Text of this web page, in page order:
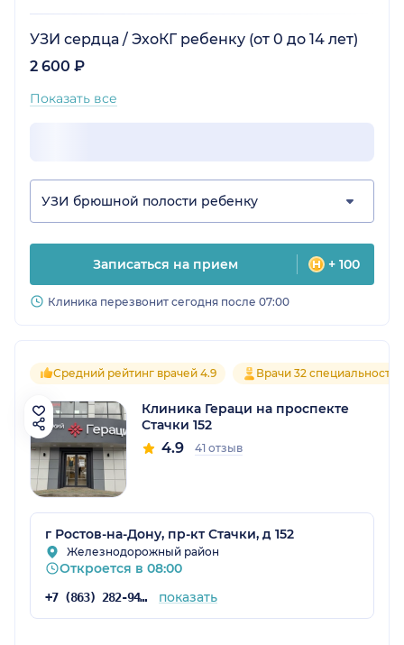
УЗИ сердца / ЭхоКГ ребенку (от 0 до 14 лет)
2 600 ₽
Показать все
УЗИ брюшной полости ребенку
Записаться на прием + 100
Клиника перезвонит сегодня после 07:00
Средний рейтинг врачей 4.9 Врачи 32 специальностей
Клиника Гераци на проспекте
Стачки 152
4.9 41 отзыв
г Ростов-на-Дону, пр-кт Стачки, д 152
Железнодорожный район
Откроется в 08:00
+7 (863) 282-94-43 показать